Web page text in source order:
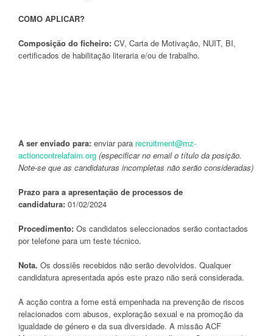
COMO APLICAR?
Composição do ficheiro: CV, Carta de Motivação, NUIT, BI,
certificados de habilitação literaria e/ou de trabalho.
A ser enviado para: enviar para recruitment@mz-
actioncontrelafaim.org (especificar no email o título da posição.
Note-se que as candidaturas incompletas não serão consideradas)
Prazo para a apresentação de processos de
candidatura: 01/02/2024
Procedimento: Os candidatos seleccionados serão contactados
por telefone para um teste técnico.
Nota. Os dossiês recebidos não serão devolvidos. Qualquer
candidatura apresentada após este prazo não será considerada.
A acção contra a fome está empenhada na prevenção de riscos
relacionados com abusos, exploração sexual e na promoção da
igualdade de género e da sua diversidade. A missão ACF